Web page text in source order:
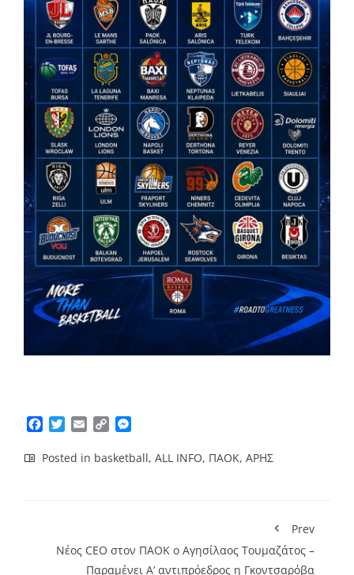
Facebook
TwitterEmailCopy
Posted in basketball, ALL INFO, ΠΑΟΚ, ΑΡΗΣ
Prev
Νέος CEO στον ΠΑΟΚ ο Αγησίλαος Τουμαζάτος –
Παραμένει Α’ αντιπρόεδρος η Γκοντσαρόβα